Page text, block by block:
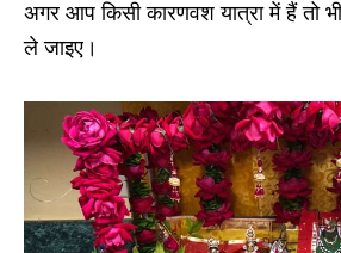
अगर आप किसी कारणवश यात्रा में हैं तो
ले जाइए।